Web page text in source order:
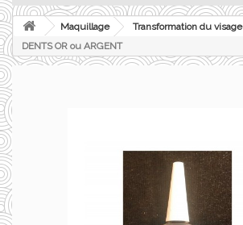
Maquillage Transformation du visage
DENTS OR ou ARGENT